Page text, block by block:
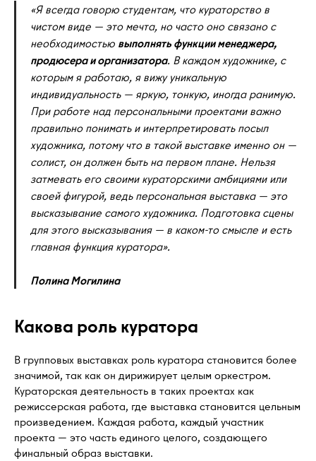
«Я всегда говорю студентам, что кураторство в
чистом виде — это мечта, но часто оно связано с
необходимостью выполнять функции менеджера,
продюсера и организатора. В каждом художнике, с
которым я работаю, я вижу уникальную
индивидуальность — яркую, тонкую, иногда ранимую.
При работе над персональными проектами важно
правильно понимать и интерпретировать посыл
художника, потому что в такой выставке именно он —
солист, он должен быть на первом плане. Нельзя
затмевать его своими кураторскими амбициями или
своей фигурой, ведь персональная выставка — это
высказывание самого художника. Подготовка сцены
для этого высказывания — в каком-то смысле и есть
главная функция куратора».
Полина Могилина
Какова роль куратора
В групповых выставках роль куратора становится более
значимой, так как он дирижирует целым оркестром.
Кураторская деятельность в таких проектах как
режиссерская работа, где выставка становится цельным
произведением. Каждая работа, каждый участник
проекта — это часть единого целого, создающего
финальный образ выставки.